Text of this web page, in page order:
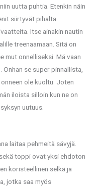
uutta puhtia. Etenkin näin
siirtyvät pihalta
Itse ainakin nautin
treenaamaan. Sitä on
mut onnelliseksi. Mä vaan
se super pinnallista,
ole kuoltu. Joten
iloista silloin kun ne on
uutuus.
laitaa pehmeitä sävyjä.
toppi ovat yksi ehdoton
koristeellinen selkä ja
jotka saa myös